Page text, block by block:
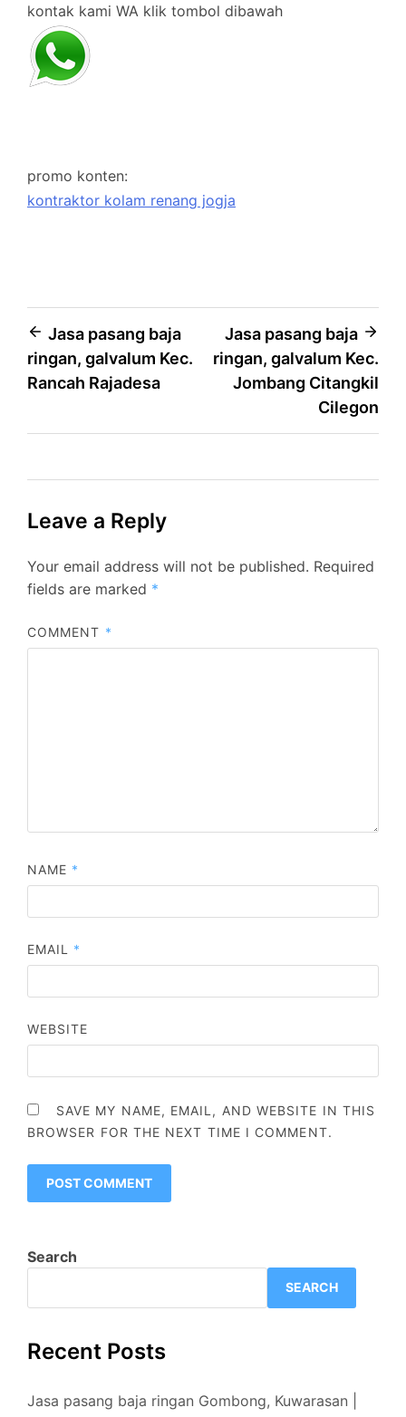
kontak kami WA klik tombol dibawah
promo konten:
kontraktor kolam renang jogja
Post
navigation
Jasa pasang baja
ringan, galvalum Kec.
Rancah Rajadesa
Jasa pasang baja
ringan, galvalum Kec.
Jombang Citangkil
Cilegon
Leave a Reply
Your email address will not be published. Required
fields are marked *
COMMENT *
NAME *
EMAIL *
WEBSITE
SAVE MY NAME, EMAIL, AND WEBSITE IN THIS
BROWSER FOR THE NEXT TIME I COMMENT.
Search
SEARCH
Recent Posts
Jasa pasang baja ringan Gombong, Kuwarasan |